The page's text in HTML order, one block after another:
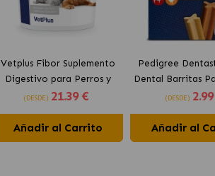
Vetplus Fibor Suplemento
Digestivo para Perros y
Gatos
(DESDE) 21.39 €
Añadir al Carrito
Pedigree
Dental Barritas
Pequeños 5-
(DESDE) 2
Añadir al